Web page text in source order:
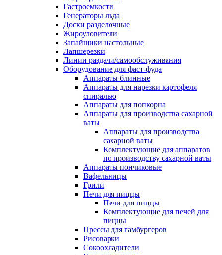
Гастроемкости
Генераторы льда
Доски разделочные
Жироуловители
Запайщики настольные
Лапшерезки
Линии раздачи/самообслуживания
Оборудование для фаст-фуда
Аппараты блинные
Аппараты для нарезки картофеля
спиралью
Аппараты для попкорна
Аппараты для производства сахарной
ваты
Аппараты для производства
сахарной ваты
Комплектующие для аппаратов
по производству сахарной ваты
Аппараты пончиковые
Вафельницы
Грили
Печи для пиццы
Печи для пиццы
Комплектующие для печей для
пиццы
Прессы для гамбургеров
Рисоварки
Сокоохладители